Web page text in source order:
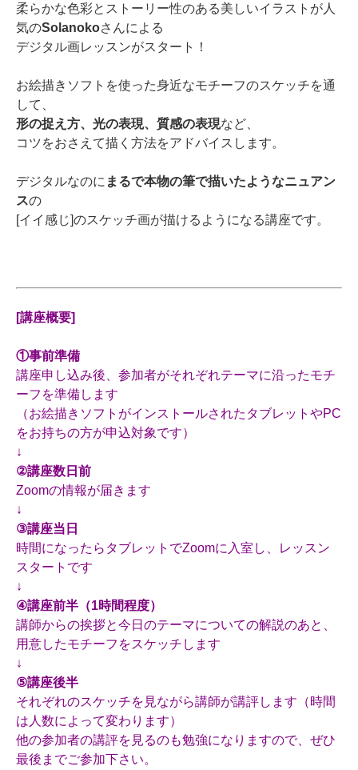
柔らかな色彩とストーリー性のある美しいイラストが人
気のSolanokoさんによる
デジタル画レッスンがスタート！
お絵描きソフトを使った身近なモチーフのスケッチを通
して、
形の捉え方、光の表現、質感の表現など、
コツをおさえて描く方法をアドバイスします。
デジタルなのに まるで本物の筆で描いたようなニュアン
スの
[イイ感じ]のスケッチ画が描けるようになる講座です。
[講座概要]
①事前準備
講座申し込み後、参加者がそれぞれテーマに沿ったモチ
ーフを準備します
（お絵描きソフトがインストールされたタブレットやPC
をお持ちの方が申込対象です）
↓
②講座数日前
Zoomの情報が届きます
↓
③講座当日
時間になったらタブレットでZoomに入室し、レッスン
スタートです
↓
④講座前半（1時間程度）
講師からの挨拶と今日のテーマについての解説のあと、
用意したモチーフをスケッチします
↓
⑤講座後半
それぞれのスケッチを見ながら講師が講評します（時間
は人数によって変わります）
他の参加者の講評を見るのも勉強になりますので、ぜひ
最後までご参加下さい。